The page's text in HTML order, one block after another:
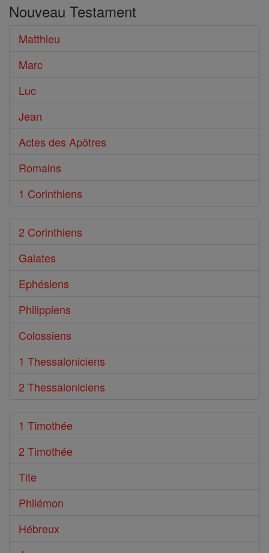
le
Bible
Nouveau Testament
Matthieu
Marc
Luc
Jean
Actes des Apôtres
Romains
1 Corinthiens
2 Corinthiens
Galates
Ephésiens
Philippiens
Colossiens
1 Thessaloniciens
2 Thessaloniciens
1 Timothée
2 Timothée
Tite
Philémon
Hébreux